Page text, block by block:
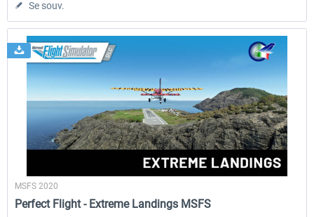
Se souv.
MSFS 2020
Perfect Flight - Extreme Landings MSFS